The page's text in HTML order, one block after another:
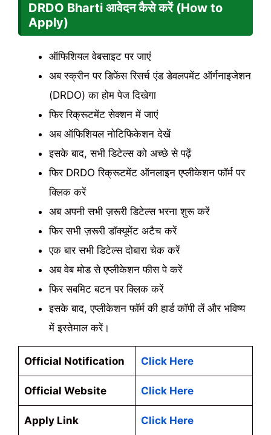
DRDO Bharti आवेदन कैसे करें (How to
Apply)
ऑफिशियल वेबसाइट पर जाएं
अब स्क्रीन पर डिफेंस रिसर्च एंड डेवलपमेंट ऑर्गनाइजेशन
(DRDO) का होम पेज दिखेगा
फिर रिक्रूटमेंट सेक्शन में जाएं
अब ऑफिशियल नोटिफिकेशन देखें
इसके बाद, सभी डिटेल्स को अच्छे से पढ़ें
फिर DRDO रिक्रूटमेंट ऑनलाइन एप्लीकेशन फॉर्म पर
क्लिक करें
अब अपनी सभी ज़रूरी डिटेल्स भरना शुरू करें
फिर सभी ज़रूरी डॉक्यूमेंट अटैच करें
एक बार सभी डिटेल्स दोबारा चेक करें
अब वेब मोड से एप्लीकेशन फीस पे करें
फिर सबमिट बटन पर क्लिक करें
इसके बाद, एप्लीकेशन फॉर्म की हार्ड कॉपी लें और भविष्य
में इस्तेमाल करें।
Official Notification Click Here
Official Website Click Here
Apply Link Click Here